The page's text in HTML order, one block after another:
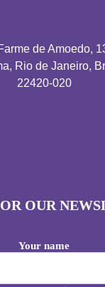
de Amoedo,
Rio de Janeiro,
22420-020
OUR
Your name